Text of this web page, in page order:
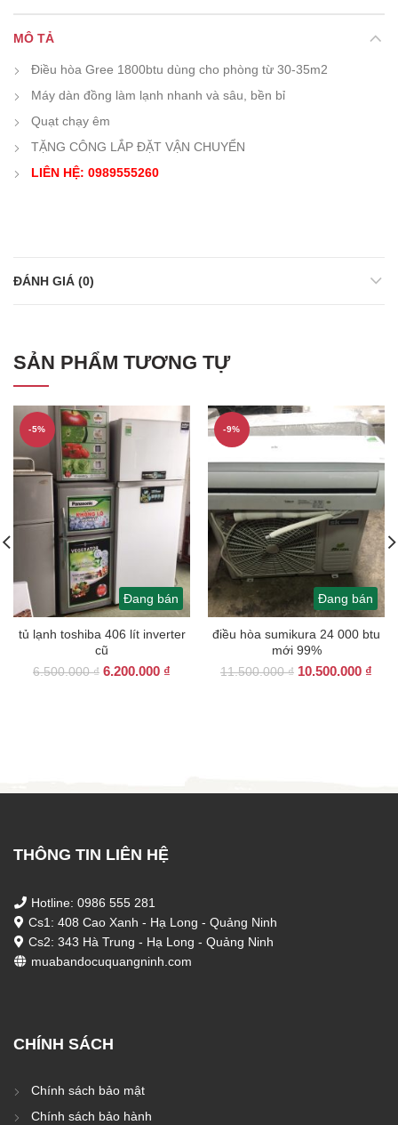
MÔ TẢ
Điều hòa Gree 1800btu dùng cho phòng từ 30-35m2
Máy dàn đồng làm lạnh nhanh và sâu, bền bỉ
Quạt chạy êm
TẶNG CÔNG LẮP ĐẶT VẬN CHUYỂN
LIÊN HỆ: 0989555260
ĐÁNH GIÁ (0)
SẢN PHẨM TƯƠNG TỰ
Đang bán
-5%
tủ lạnh toshiba 406 lít inverter
cũ
6.500.000₫ Giá
6.200.000 ₫
Đang bán
-9%
điều hòa sumikura 24 000 btu
mới 99%
11.500.000₫ Giá
10.500.000 ₫
THÔNG TIN LIÊN HỆ
Hotline: 0986 555 281
Cs1: 408 Cao Xanh - Hạ Long - Quảng Ninh
Cs2: 343 Hà Trung - Hạ Long - Quảng Ninh
muabandocuquangninh.com
CHÍNH SÁCH
Chính sách bảo mật
Chính sách bảo hành